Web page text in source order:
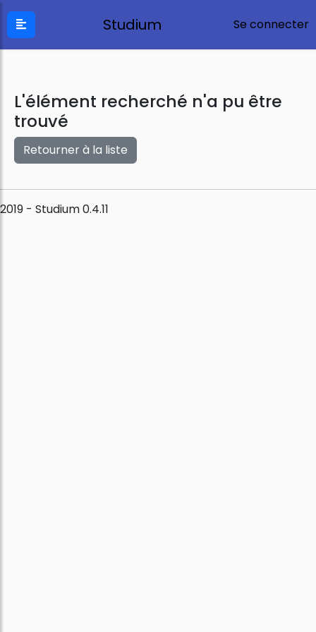
Studium Se connecter
L'élément recherché n'a pu être
trouvé
Retourner à la liste
2019 - Studium 0.4.11